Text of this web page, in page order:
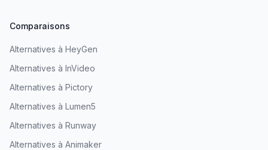
Comparaisons
Alternatives à HeyGen
Alternatives à InVideo
Alternatives à Pictory
Alternatives à Lumen5
Alternatives à Runway
Alternatives à Animaker